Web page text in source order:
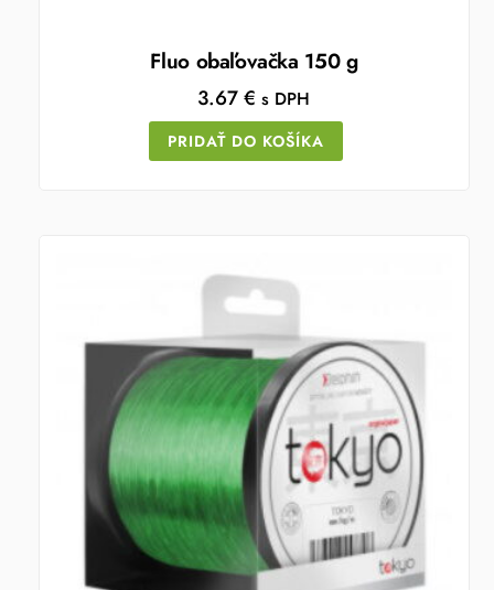
Fluo obaľovačka 150 g
3.67€ s DPH
PRIDAŤ DO KOŠÍKA